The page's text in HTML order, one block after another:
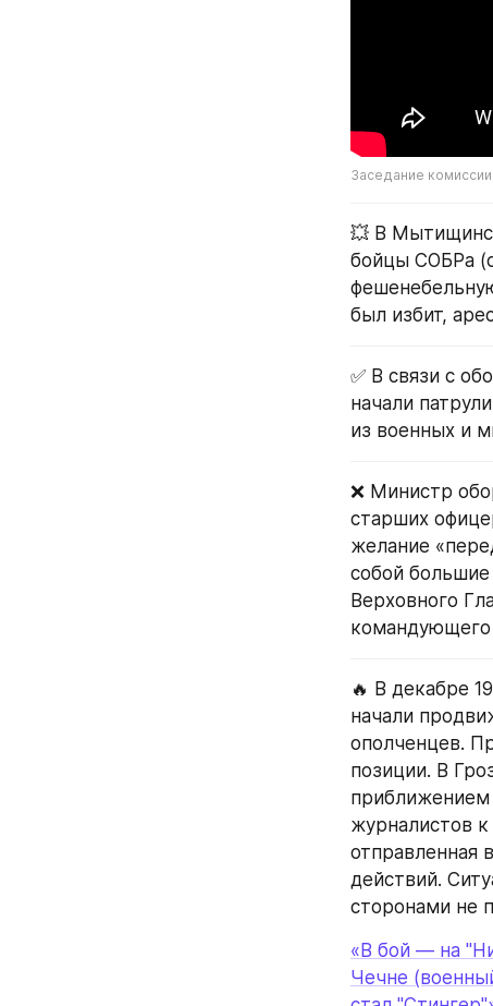
Заседание
💥 В
бойцы СОБРа
был избит,
✅ В связи с
начали
из военных и
❌ Министр
старших
желание
собой
Верховного
🔥 В декабре
начали
ополченцев.
позиции. В
приближением
журналистов
отправленная
действий.
сторонами не
«В бой — на
Чечне